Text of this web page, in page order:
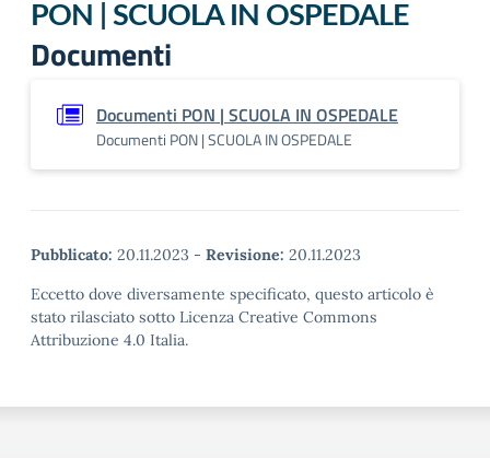
PON | SCUOLA IN OSPEDALE
Documenti
Documenti PON | SCUOLA IN OSPEDALE
Documenti PON | SCUOLA IN OSPEDALE
Pubblicato: 20.11.2023 - Revisione: 20.11.2023
Eccetto dove diversamente specificato, questo articolo è
stato rilasciato sotto Licenza Creative Commons
Attribuzione 4.0 Italia.